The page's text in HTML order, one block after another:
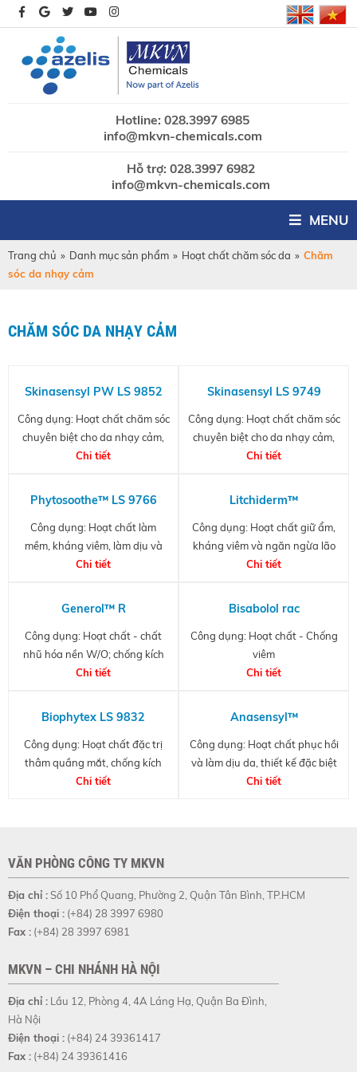
Hotline: 028.3997 6985
info@mkvn-chemicals.com
Hỗ trợ: 028.3997 6982
info@mkvn-chemicals.com
MENU
Trang chủ » Danh mục sản phẩm » Hoạt chất chăm sóc da » Chăm
sóc da nhạy cảm
CHĂM SÓC DA NHẠY CẢM
Skinasensyl PW LS 9852
Công dụng: Hoạt chất chăm sóc
chuyên biệt cho da nhạy cảm,
làm dịu, giảm ửng đỏ, bớt đau
Chi tiết
Skinasensyl LS 9749
Công dụng: Hoạt chất chăm sóc
chuyên biệt cho da nhạy cảm,
làm dịu, giảm ửng đỏ, bớt đau
Chi tiết
Phytosoothe™ LS 9766
Công dụng: Hoạt chất làm
mềm, kháng viêm, làm dịu và
phục hồi hàng rào bảo vệ da
Chi tiết
Litchiderm™
Công dụng: Hoạt chất giữ ẩm,
kháng viêm và ngăn ngừa lão
hóa
Chi tiết
Generol™ R
Công dụng: Hoạt chất - chất
nhũ hóa nền W/O; chống kích
ứng, trị hăm tã, làm mềm, làm
Chi tiết
Bisabolol rac
Công dụng: Hoạt chất - Chống
viêm
Chi tiết
Biophytex LS 9832
Công dụng: Hoạt chất đặc trị
thâm quầng mắt, chống kích
ứng, giảm hiện tượng giãn mao
Chi tiết
Anasensyl™
Công dụng: Hoạt chất phục hồi
và làm dịu da, thiết kế đặc biệt
cho men's care
Chi tiết
VĂN PHÒNG CÔNG TY MKVN
Địa chỉ :Số 10 Phổ Quang, Phường 2, Quận Tân Bình, TP.HCM
Điện thoại : (+84) 28 3997 6980
Fax : (+84) 28 3997 6981
MKVN – CHI NHÁNH HÀ NỘI
Địa chỉ : Lầu 12, Phòng 4, 4A Láng Hạ, Quận Ba Đình,
Hà Nội
Điện thoại : (+84) 24 39361417
Fax : (+84) 24 39361416